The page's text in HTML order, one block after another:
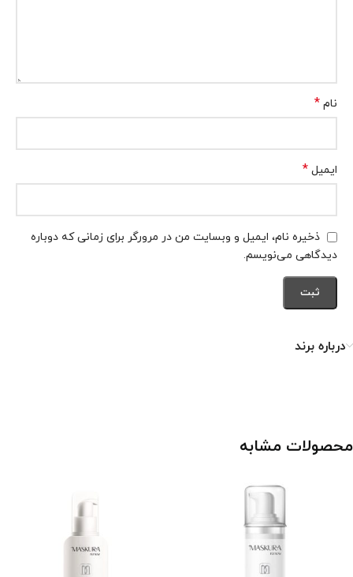
نام *
ایمیل *
ذخیره نام، ایمیل و وبسایت من در مرورگر برای زمانی که دوباره
دیدگاهی می‌نویسم.
درباره برند
محصولات مشابه